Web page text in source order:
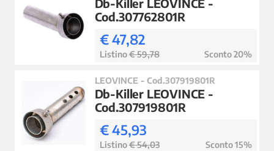
Db-Killer LEOVINCE -
Cod.307762801R
€ 47,82
Listino€ 59,78 Sconto 20%
LEOVINCE - Cod.307919801R
Db-Killer LEOVINCE -
Cod.307919801R
€ 45,93
Listino€ 54,03 Sconto 15%